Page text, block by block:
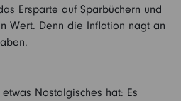
Ersparte auf Sparbüchern und
Wert. Denn die Inflation nagt an
Nostalgisches hat: Es